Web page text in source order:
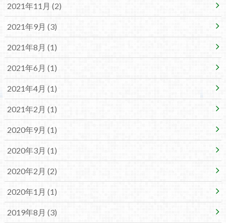
2021年11月 (2)
2021年9月 (3)
2021年8月 (1)
2021年6月 (1)
2021年4月 (1)
2021年2月 (1)
2020年9月 (1)
2020年3月 (1)
2020年2月 (2)
2020年1月 (1)
2019年8月 (3)